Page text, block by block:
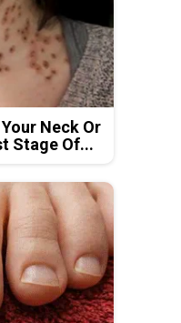
Neck Or
Stage Of...